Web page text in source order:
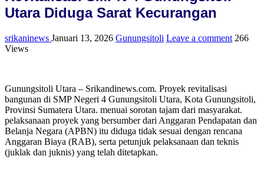
Utara Diduga Sarat Kecurangan
srikaninews Januari 13, 2026 Gunungsitoli Leave a comment 266
Views
Gunungsitoli Utara – Srikandinews.com. Proyek revitalisasi
bangunan di SMP Negeri 4 Gunungsitoli Utara, Kota Gunungsitoli,
Provinsi Sumatera Utara. menuai sorotan tajam dari masyarakat.
pelaksanaan proyek yang bersumber dari Anggaran Pendapatan dan
Belanja Negara (APBN) itu diduga tidak sesuai dengan rencana
Anggaran Biaya (RAB), serta petunjuk pelaksanaan dan teknis
(juklak dan juknis) yang telah ditetapkan.